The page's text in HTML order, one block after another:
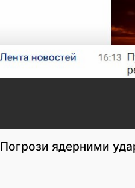
Погрози ядерними